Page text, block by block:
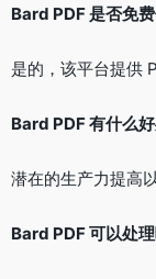
Bard PDF 是否免
是的，该平台提供
Bard PDF 有什么
潜在的生产力提高
Bard PDF 可以处